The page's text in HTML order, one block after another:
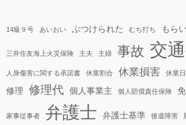
14級９号 あいおい ぶつけられた むち打ち もら
三井住友海上火災保険 主夫 主婦 事故 交
人身傷害に関する承諾書 休業割合 休業損害 休業
修理 修理代 個人事業主 個人賠償責任保険
家事従事者 弁護士 弁護士基準 後遺障害